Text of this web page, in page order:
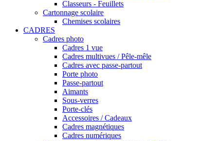
Classeurs - Feuillets
Cartonnage scolaire
Chemises scolaires
CADRES
Cadres photo
Cadres 1 vue
Cadres multivues / Pêle-mêle
Cadres avec passe-partout
Porte photo
Passe-partout
Aimants
Sous-verres
Porte-clés
Accessoires / Cadeaux
Cadres magnétiques
Cadres numériques